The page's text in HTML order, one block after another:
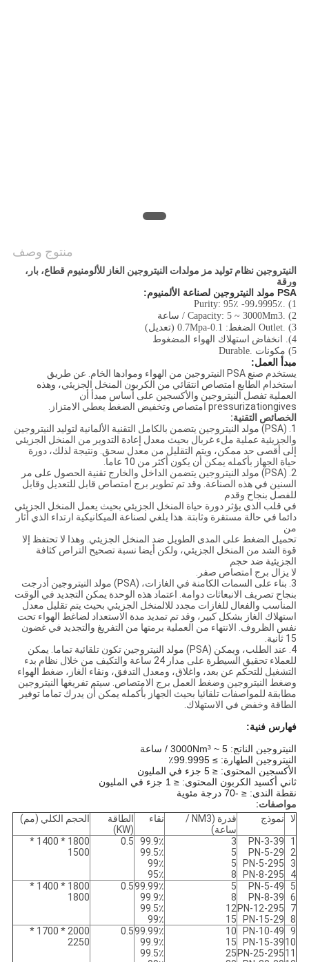
منتوج وصف
النيتروجين نظام توليد مز مولدات النيتروجين الغاز للألومنيوم قطاع، بار،
ورقة
PSA مولد النيتروجين لصناعة الألمنيوم:
1) .Purity: 95٪ -99،9995٪
2) .Capacity: 5 ~ 3000Mm3 / ساعة
3) .Outlet الضغط: 0.1-0.7Mpa (تعديل)
4). انخفاض
استهلاك الهواء المضغوط
5) مكونات .Durable
مبدأ العمل:
يستخدم صنع PSA النيتروجين من الهواء وموادها الخام. عن طريق
استخدام الطابع امتصاص انتقائي من الكربون المنخل الجزيئي، وهذه
العملية تفصل النيتروجين والأكسجين على أساس مبدأ أن
pressurizationgives امتصاص وتخفيض الضغط يعطي الامتزاز.
الخصائص التقنية:
1. (PSA) مولد النيتروجين يتضمن بالكامل التقنية الألمانية لتوليد النيتروجين
والجزيئية عملية ملء غربال بحيث معدل إعادة التدوير من المنخل الجزيئي
إلى أقصى حد ممكن، ويتم التقليل من معدل سحق. ونتيجة لذلك، دورة
حياة الجهاز بأكمله يمكن أن يكون أكثر من 10 عاما.
2. (PSA) مولد النيتروجين يتضمن الداخل والخارج تقنية الحصول على مر
السنين في هذه الصناعة. وقد تم تطوير برج امتصاص قابل للتعديل وقابل
للفصل بنجاح وقدم
في قلب الذي يؤثر دورة حياة المنخل الجزيئي بحيث يعمل المنخل الجزيئي
دائما في حالة مستقرة وثابتة. هذا يلغي لصناعة الميكانيكية ارتداء الذي أثار
من
تحميل الضغط على المدى الطويل ضد المنخل الجزيئي. وهذا لا تحتفظ إلا
قوة الشد من المنخل الجزيئي، ولكن أيضا نسبة تصحيح التراص كثافة
الجزيئية ضد حجم
لا يزال برج امتصاص صفر.
3. بناء على السمات الكامنة في الغازات، (PSA) مولد النيتروجين أدرجت
بنجاح تصريف الانبعاثات دوامة. اعتماد هذه الوحدة يمكن التجديد في الوقت
المناسب والفعال للغازات مجدد للالمنخل الجزيئي بحيث يتم تقليل معدل
استهلاك الغاز بشكل كبير، وقد تم تمديد مدة الاستعداد لضاغط الهواء تحت
نفس الظروف. الانتهاء من العملية برمتها من التفريغ والتجديد في غضون
15 ثانية.
4. عند الطلب، ويمكن (PSA) مولد النيتروجين تكون تلقائية تماما. يمكن
للعملاء تحقيق السيطرة على مدار 24 ساعة والتكيف من خلال نظام بدء
التشغيل للتحكم عن بعد، واغلاق، ومعدل التدفق، ونقاء الغاز، ضغط الهواء
وضغط النيتروجين وضغط العمل برج الامتصاص. سيتم تفريغها النيتروجين
مطابقة للمواصفات تلقائيا بحيث الجهاز بأكمله يمكن أن يدرك تماما توفير
الطاقة وخفض في الاستهلاك.
فهارس فنية:
النيتروجين الناتج: 5 ~ 3000Nm³ / ساعة
النيتروجين الطهارة: ≥ 99.9995٪
الأكسجين المحتوى: ≤ 5 جزء في المليون
ثاني أكسيد الكربون المحتوى: ≤ 1 جزء في المليون
نقطة الندى: ≤ -70 درجة مئوية
مواصفات:
لا
نموذج
قدرة (NM3 /
ساعة)
نقاء
الطاقة
(KW)
الحجم الكلي (مم)
1
2
3
4
PN-3-39
PN-5-29
PN-5-295
PN-8-295
3
5
5
8
99.9٪
99.5٪
99٪
95٪
0.5
1800 * 1400 *
1500
5
6
7
8
PN-5-49
PN-8-39
PN-12-295
PN-15-29
5
8
12
15
99.99٪
99.9٪
99.5٪
99٪
0.5
1800 * 1400 *
1800
9
10
11
PN-10-49
PN-15-39
PN-25-295
10
15
25
99.99٪
99.9٪
99.5٪
0.5
2000 * 1700 *
2250